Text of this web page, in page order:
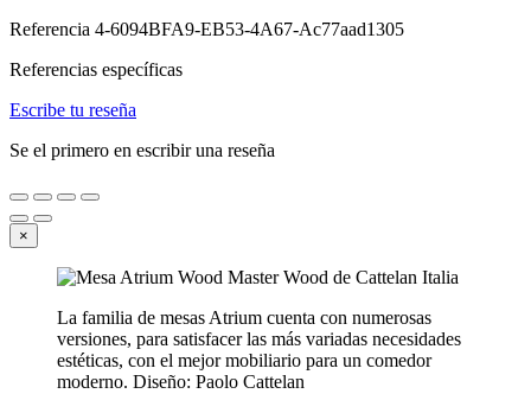
Referencia 4-6094BFA9-EB53-4A67-Ac77aad1305
Referencias específicas
Escribe tu reseña
Se el primero en escribir una reseña
×
La familia de mesas Atrium cuenta con numerosas
versiones, para satisfacer las más variadas necesidades
estéticas, con el mejor mobiliario para un comedor
moderno. Diseño: Paolo Cattelan